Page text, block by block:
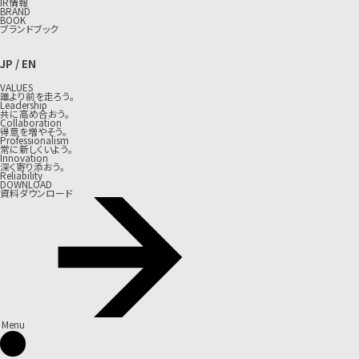
BRAND
BOOK
ブランドブック
JP / EN
VALUES
誰より前を走ろう。
Leadership
共に高め合おう。
Collaboration
得意を増やそう。
Professionalism
常に新しくいよう。
Innovation
深く寄り添おう。
Reliability
DOWNLOAD
資料ダウンロード
Menu